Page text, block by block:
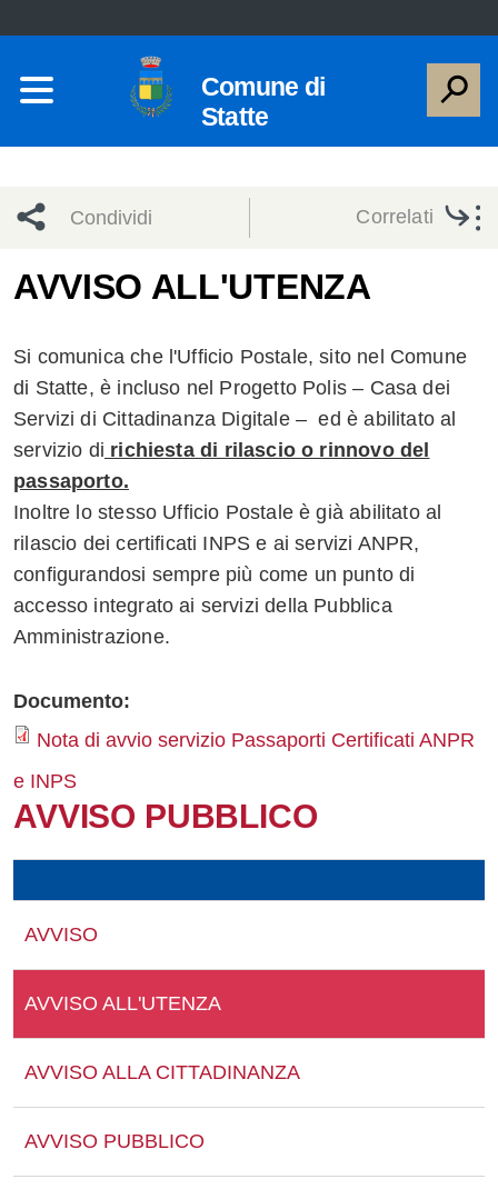
Comune di
Statte
Condividi
network
Condividi
Condividi
Facebook
su
Twitter
Condividi
su
Condividi
Whatsapp
Correlati
AVVISO ALL'UTENZA
Si comunica che l'Ufficio Postale, sito nel Comune
di Statte, è incluso nel Progetto Polis – Casa dei
Servizi di Cittadinanza Digitale – ed è abilitato al
servizio di richiesta di rilascio o rinnovo del
passaporto.
Inoltre lo stesso Ufficio Postale è già abilitato al
rilascio dei certificati INPS e ai servizi ANPR,
configurandosi sempre più come un punto di
accesso integrato ai servizi della Pubblica
Amministrazione.
Documento:
Nota di avvio servizio Passaporti Certificati ANPR
e INPS
AVVISO PUBBLICO
AVVISO
AVVISO ALL'UTENZA
AVVISO ALLA CITTADINANZA
AVVISO PUBBLICO